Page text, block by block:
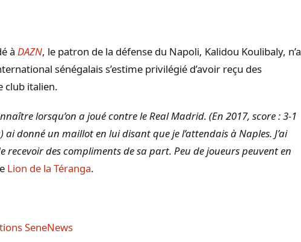
à DAZN, le patron de la défense du Napoli, Kalidou Koulibaly, n’a
sénégalais s’estime privilégié d’avoir reçu des
club italien.
lorsqu’on a joué contre le Real Madrid. (En 2017, score : 3-1
ai donné un maillot en lui disant que je l’attendais à Naples. J’ai
recevoir des compliments de sa part. Peu de joueurs peuvent en
Lion de la Téranga.